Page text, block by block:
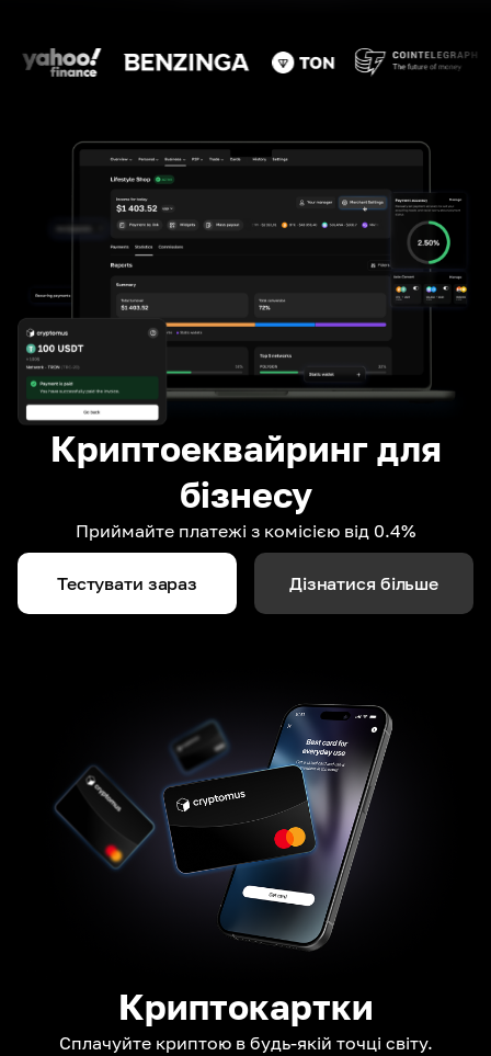
Криптоеквайринг для
бізнесу
Приймайте платежі з комісією від 0.4%
Тестувати зараз Дізнатися більше
Криптокартки
Сплачуйте криптою в будь-якій точці світу.